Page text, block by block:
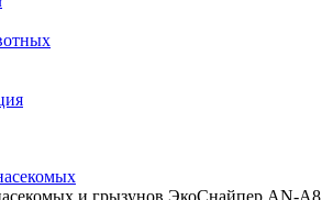
и грызунов ЭкоСнайпер AN-